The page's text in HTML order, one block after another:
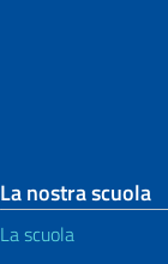
La nostra scuola
La scuola